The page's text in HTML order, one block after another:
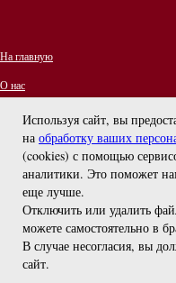
Используя сайт, вы
на обработку ваших
(cookies) с помощью
аналитики. Это поможет
еще лучше.
Отключить или удалить
можете самостоятельно в
В случае несогласия, вы
сайт.
На главную
О нас
Контакты
Отзывы